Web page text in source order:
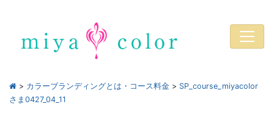
> カラーブランディングとは・コース料金 > SP_course_miyacolor
さま0427_04_11